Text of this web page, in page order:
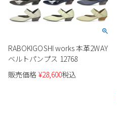
RABOKIGOSHI works 本革2WAY
ベルトパンプス 12768
販売価格 ¥28,600税込